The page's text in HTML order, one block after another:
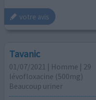
votre avis
Tavanic
01/07/2021 | Homme | 29
lévofloxacine (500mg)
Beaucoup uriner